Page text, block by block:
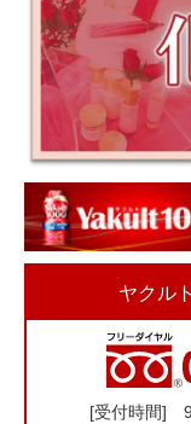
ヤクル
[受付時間]